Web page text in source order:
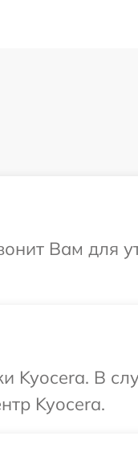
Вам для
Kyocera. В
Kyocera.